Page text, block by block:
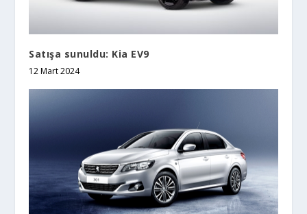
Satışa sunuldu: Kia EV9
12 Mart 2024